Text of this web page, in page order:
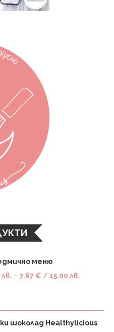
меню
– 7.67 € / 15.00 лв.
шоколад Healthylicious